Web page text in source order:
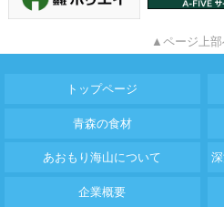
▲ページ上部
トップページ
青森の食材
あおもり海山について
企業概要